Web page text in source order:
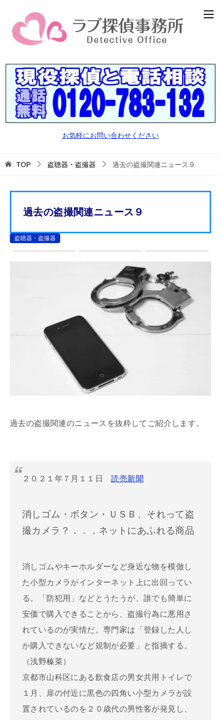
お気軽にお問い合わせください
TOP 盗聴器・盗撮器 過去の盗撮関連ニュース９
過去の盗撮関連ニュース９
盗聴器・盗撮器
過去の盗撮関連のニュースを抜粋してご紹介します。
２０２１年７月１１日読売新聞
消しゴム・ボタン・ＵＳＢ、それって盗
撮カメラ？．．．ネットにあふれる商品
消しゴムやキーホルダーなど身近な物を模倣し
た小型カメラがインターネット上に出回ってい
る。「防犯用」などとうたうが、誰でも簡単に
安価で購入できることから、盗撮行為に悪用さ
れているのが実情だ。専門家は「登録した人し
か購入できないなど規制が必要」と指摘する。
（浅野榛菜）
京都市山科区にある飲食店の男女共用トイレで
１月、扉の付近に黒色の四角い小型カメラが設
置されているのを２０歳代の男性客が発見し、